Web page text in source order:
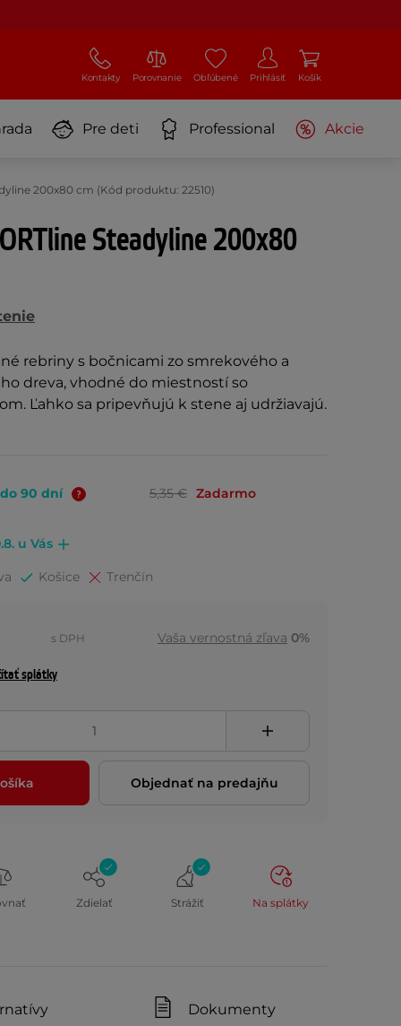
Kontakty Porovnanie Obľúbené Prihlásiť Košík
Pre deti Professional Akcie
200x80 cm (Kód produktu: 22510)
Steadyline 200x80
rebriny s bočnicami zo smrekového a
dreva, vhodné do miestností so
Ľahko sa pripevňujú k stene aj udržiavajú.
90 dní 5,35 € Zadarmo
u Vás
Košice Trenčín
s DPH Vaša vernostná zľava 0%
splátky
Objednať na predajňu
Zdielať Strážiť Na splátky
Dokumenty